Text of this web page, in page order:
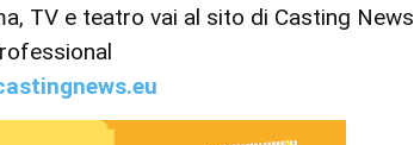
TV e teatro vai al sito di Casting News